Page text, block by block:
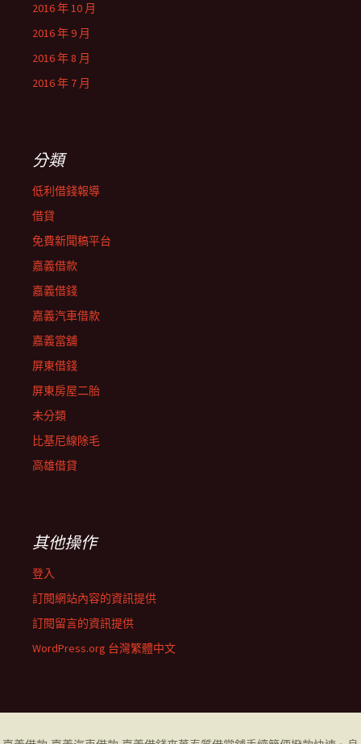
2016 年 10 月
2016 年 9 月
2016 年 8 月
2016 年 7 月
分類
低利借錢報導
借貸
免費新聞稿平台
嘉義借款
嘉義借錢
嘉義汽車借款
嘉義當舖
屏東借錢
屏東房屋二胎
未分類
比基尼線除毛
高雄借貸
其他操作
登入
訂閱網站內容的資訊提供
訂閱留言的資訊提供
WordPress.org 台灣繁體中文